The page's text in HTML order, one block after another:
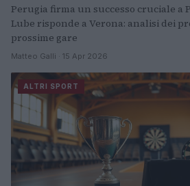
Perugia firma un successo cruciale a
Lube risponde a Verona: analisi dei
prossime gare
Matteo Galli · 15 Apr 2026
ALTRI SPORT